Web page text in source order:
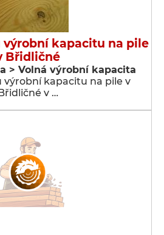
výrobní kapacitu na pile
Břidličné
> Volná výrobní kapacita
výrobní kapacitu na pile v
v …